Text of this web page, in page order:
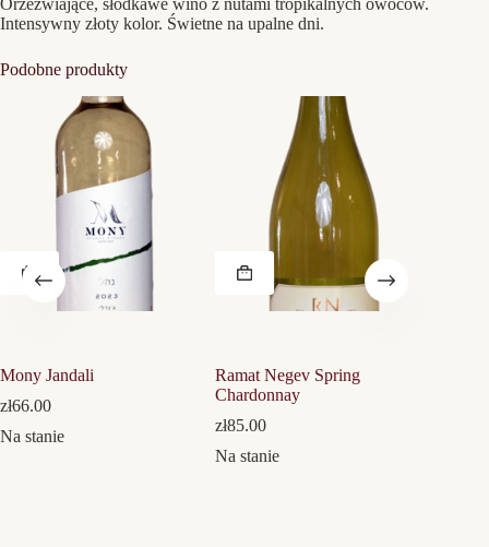
Orzeźwiające, słodkawe wino z nutami tropikalnych owoców.
Intensywny złoty kolor. Świetne na upalne dni.
Podobne produkty
Mony Jandali
zł66.00
Na stanie
Ramat Negev Spring
Chardonnay
zł85.00
Na stanie